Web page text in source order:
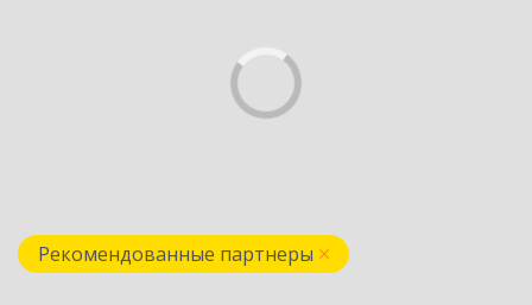
Рекомендованные партнеры